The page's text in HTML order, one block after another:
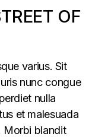
OF
varius. Sit
nunc congue
nulla
et malesuada
Morbi blandit